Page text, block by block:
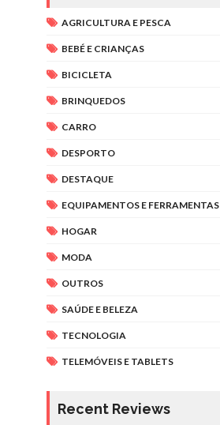
AGRICULTURA E PESCA
BEBÉ E CRIANÇAS
BICICLETA
BRINQUEDOS
CARRO
DESPORTO
DESTAQUE
EQUIPAMENTOS E FERRAMENTAS
HOGAR
MODA
OUTROS
SAÚDE E BELEZA
TECNOLOGIA
TELEMÓVEIS E TABLETS
Recent Reviews